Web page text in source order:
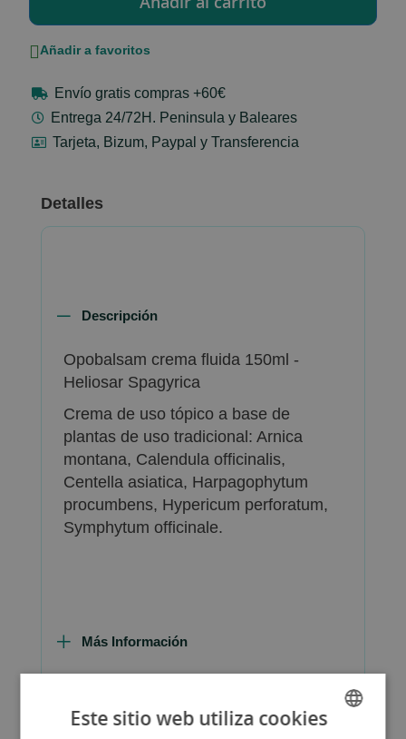
Añadir a favoritos
Envío gratis compras +60€
Entrega 24/72H. Peninsula y Baleares
Tarjeta, Bizum, Paypal y Transferencia
Detalles
Descripción
Opobalsam crema fluida 150ml -
Heliosar Spagyrica
Crema de uso tópico a base de
plantas de uso tradicional: Arnica
montana, Calendula officinalis,
Centella asiatica, Harpagophytum
procumbens, Hypericum perforatum,
Symphytum officinale.
Más Información
Este sitio web utiliza cookies